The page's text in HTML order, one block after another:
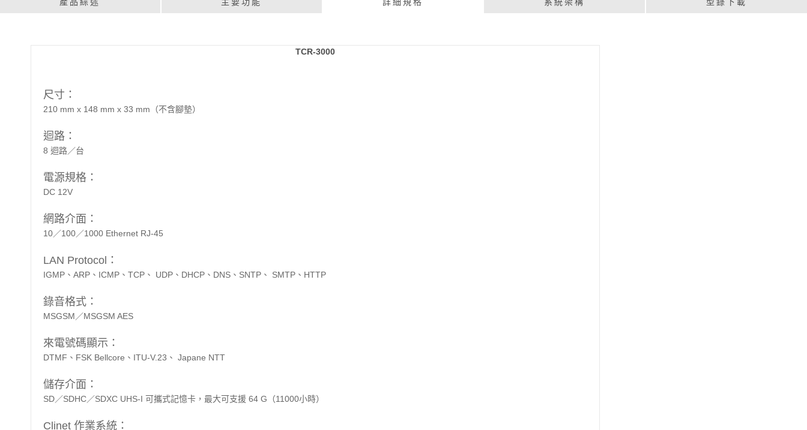
TCR-3000
尺寸：
210 mm x 148 mm x 33 mm（不含腳墊）
迴路：
8 迴路／台
電源規格：
DC 12V
網路介面：
10／100／1000 Ethernet RJ-45
LAN Protocol：
IGMP、ARP、ICMP、TCP、 UDP、DHCP、DNS、SNTP、 SMTP、HTTP
錄音格式：
MSGSM／MSGSM AES
來電號碼顯示：
DTMF、FSK Bellcore、ITU-V.23、 Japane NTT
儲存介面：
SD／SDHC／SDXC UHS-I 可攜式記憶卡，最大可支援 64 G（11000小時）
Clinet 作業系統：